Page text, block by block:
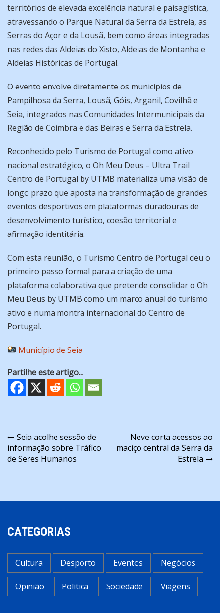
territórios de elevada excelência natural e paisagística,
atravessando o Parque Natural da Serra da Estrela, as
Serras do Açor e da Lousã, bem como áreas integradas
nas redes das Aldeias do Xisto, Aldeias de Montanha e
Aldeias Históricas de Portugal.
O evento envolve diretamente os municípios de
Pampilhosa da Serra, Lousã, Góis, Arganil, Covilhã e
Seia, integrados nas Comunidades Intermunicipais da
Região de Coimbra e das Beiras e Serra da Estrela.
Reconhecido pelo Turismo de Portugal como ativo
nacional estratégico, o Oh Meu Deus – Ultra Trail
Centro de Portugal by UTMB materializa uma visão de
longo prazo que aposta na transformação de grandes
eventos desportivos em plataformas duradouras de
desenvolvimento turístico, coesão territorial e
afirmação identitária.
Com esta reunião, o Turismo Centro de Portugal deu o
primeiro passo formal para a criação de uma
plataforma colaborativa que pretende consolidar o Oh
Meu Deus by UTMB como um marco anual do turismo
ativo e numa montra internacional do Centro de
Portugal.
Município de Seia
Partilhe este artigo...
Navegação
de
Seia acolhe sessão de
informação sobre Tráfico
de Seres Humanos
Neve corta acessos ao
maciço central da Serra da
Estrela
CATEGORIAS
Cultura Desporto Eventos Negócios
Opinião Política Sociedade Viagens